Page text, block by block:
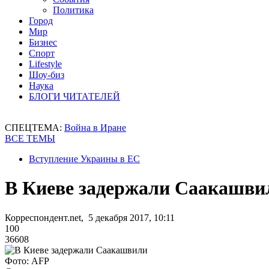
Политика
Город
Мир
Бизнес
Спорт
Lifestyle
Шоу-биз
Наука
БЛОГИ ЧИТАТЕЛЕЙ
СПЕЦТЕМА: Война в Иране
ВСЕ ТЕМЫ
Вступление Украины в ЕС
В Киеве задержали
Корреспондент.net, 5 декабря 2017, 10:11
100
36608
Фото: AFP